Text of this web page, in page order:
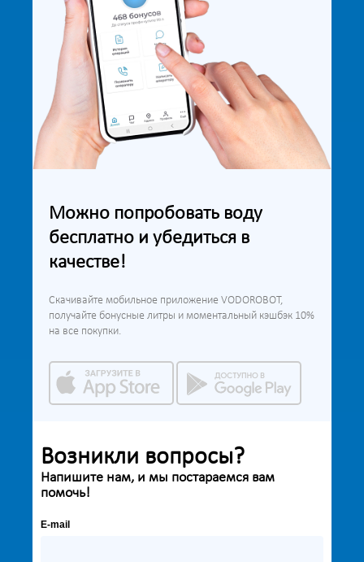
Можно попробовать воду
бесплатно и убедиться в
качестве!
Скачивайте мобильное приложение VODOROBOT,
получайте бонусные литры и моментальный кэшбэк 10%
на все покупки.
Возникли вопросы?
Напишите нам, и мы постараемся вам
помочь!
E-mail